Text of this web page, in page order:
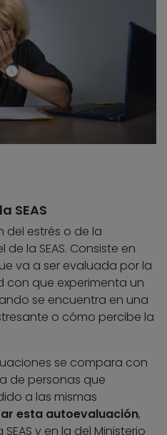
SEAS
del estrés o de la
la SEAS. Consiste en
va a ser evaluada por la
con que experimenta un
se encuentra en una
o cómo percibe la
se compara con
de personas que
a las mismas
esta autoevaluación,
y en la del Ministerio